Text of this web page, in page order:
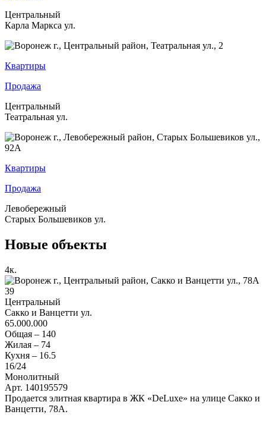
Центральный
Карла Маркса ул.
Квартиры
Продажа
Центральный
Театральная ул.
Квартиры
Продажа
Левобережный
Старых Большевиков ул.
Новые объекты
4к.
39
Центральный
Сакко и Ванцетти ул.
65.000.000
Общая – 140
Жилая – 74
Кухня – 16.5
16/24
Монолитный
Арт. 140195579
Продается элитная квартира в ЖК «DeLuxe» на улице Сакко и
Ванцетти, 78А.